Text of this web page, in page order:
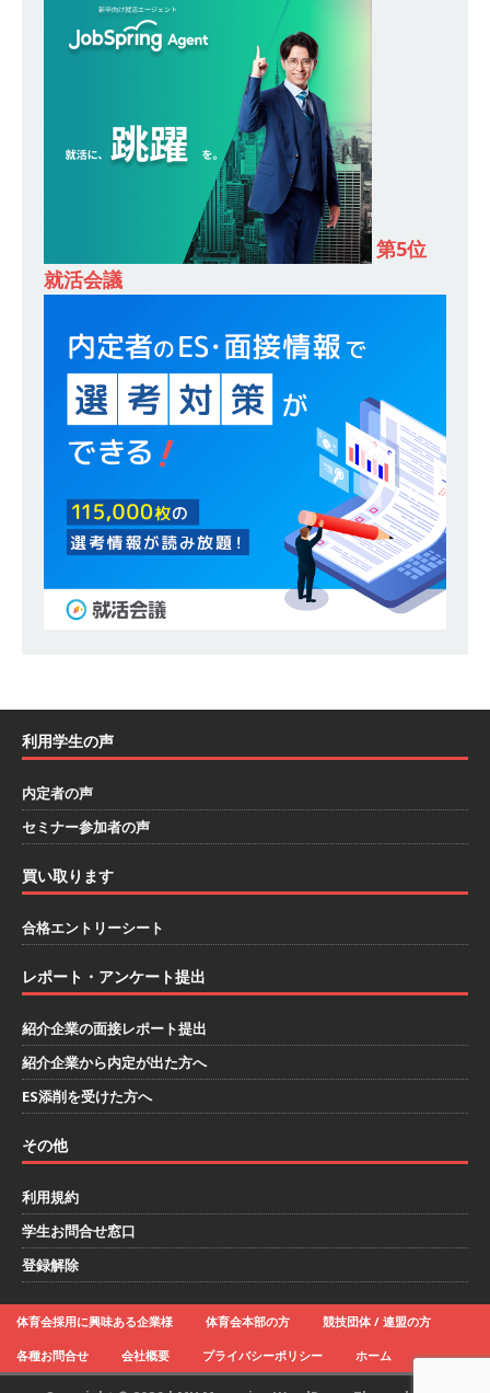
字経営。売上は常に右肩上がり ｜ 未経験から営
業として成長・収入アップが目指せる環境 ｜ オ
体育会積極採用企業
[ 2026年5月13日 ] 【 28卒 ｜ トップ企業内定の
登竜門!! 満足度98％のインターン 】 東京勤務・
転勤なし ｜ 文系IT未経験でもOK ｜ 新卒の3年以
内昇進率91％ ｜ IT社会の今まさに求められてい
[ 2026年5月13日 ] 【 28卒 ｜ 仕事の全容を知れ
るオープンカンパニー 】 大林グループ ｜ 全国規
模の重要施設の建設に携わるサブコン ｜ 環境保
全や脱炭素社会の実現にも貢献 ｜ 初任給28万
+各手当 ｜ 年間休日125日 ｜ オーク設備工業
体育会積極採用企業
[ 2026年5月13日 ] 【 28卒 ｜ 建築プロセスの一
体育会積極採用企業
[ 2026年5月12日 ] 【 28卒 ｜ 愛知勤務・転勤な
財に成長することが可能 ｜ 住宅手当有 ｜ スチー
ルテック
[ 2026年5月11日 ]
合格で一次確約!! ≫説明会最終開催!｜ 整形外
り ｜ 年間休日127日・完全週休2日制 ｜ 創業87
メーカー向けに世界から輸入した生薬・漢方原材
料を提供する老舗メーカー ｜ 業界トップクラス
第5位
就活会議
利用学生の声
内定者の声
セミナー参加者の声
買い取ります
合格エントリーシート
レポート・アンケート提出
紹介企業の面接レポート提出
紹介企業から内定が出た方へ
ES添削を受けた方へ
その他
利用規約
学生お問合せ窓口
登録解除
体育会採用に興味ある企業様 体育会本部の方 競技団体 / 連盟の方
各種お問合せ 会社概要 プライバシーポリシー ホーム